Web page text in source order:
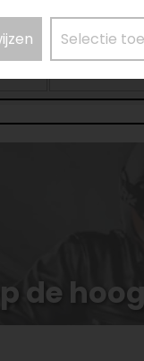
de
Selectie